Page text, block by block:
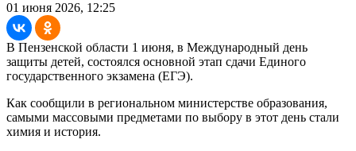
01 июня 2026, 12:25
В Пензенской области 1 июня, в Международный день
защиты детей, состоялся основной этап сдачи Единого
государственного экзамена (ЕГЭ).
Как сообщили в региональном министерстве образования,
самыми массовыми предметами по выбору в этот день стали
химия и история.